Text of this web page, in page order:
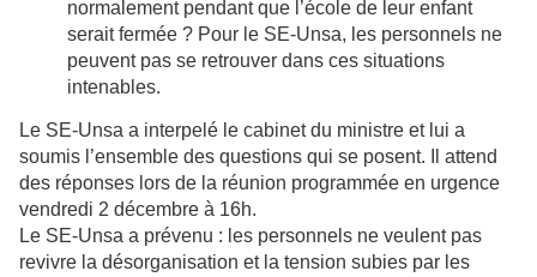
normalement pendant que l’école de leur enfant
serait fermée ? Pour le SE-Unsa, les personnels ne
peuvent pas se retrouver dans ces situations
intenables.
Le SE-Unsa a interpelé le cabinet du ministre et lui a
soumis l’ensemble des questions qui se posent. Il attend
des réponses lors de la réunion programmée en urgence
vendredi 2 décembre à 16h.
Le SE-Unsa a prévenu : les personnels ne veulent pas
revivre la désorganisation et la tension subies par les